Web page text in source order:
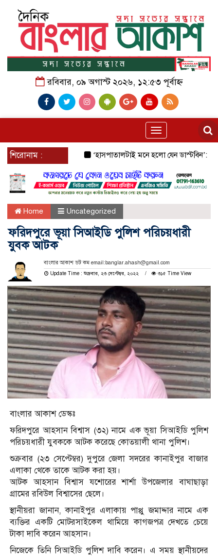
রবিবার, ০৯ অগাস্ট ২০২৬, ১২:৫৩ পূর্বাহ্ন
Toggle
navigation
শিরোনাম : ‘হাসপাতালটাই মনে হলো যেন ডাস্টবিন’:
Home Uncategorized
ফরিদপুরে ভূয়া সিআইডি পুলিশ পরিচয়ধারী
যুবক আটক
বাংলার আকাশ ডট কম email:banglar.ahash@gmail.com
Update Time : শুক্রবার, ২৩ সেপ্টেম্বর, ২০২২
৩১৫ Time View
বাংলার আকাশ ডেস্কঃ
ফরিদপুরে আহসান বিশ্বাস (৩২) নামে এক ভূয়া সিআইডি পুলিশ
পরিচয়ধারী যুবককে আটক করেছে কোতয়ালী থানা পুলিশ।
শুক্রবার (২৩ সেপ্টেম্বর) দুপুরে জেলা সদরের কানাইপুর বাজার
এলাকা থেকে তাকে আটক করা হয়।
আটক আহসান বিশ্বাস যশোরের শার্শা উপজেলার বাঘাছাড়া
গ্রামের রবিউল বিশ্বাসের ছেলে।
স্থানীয়রা জানান, কানাইপুর এলাকায় পাপ্পু জমাদ্দার নামে এক
ব্যক্তির একটি মোটরসাইকেল থামিয়ে কাগজপত্র দেখতে চেয়ে
টাকা দাবি করেন আহসান।
নিজেকে তিনি সিআইডি পুলিশ দাবি করেন। এ সময় স্থানীয়দের